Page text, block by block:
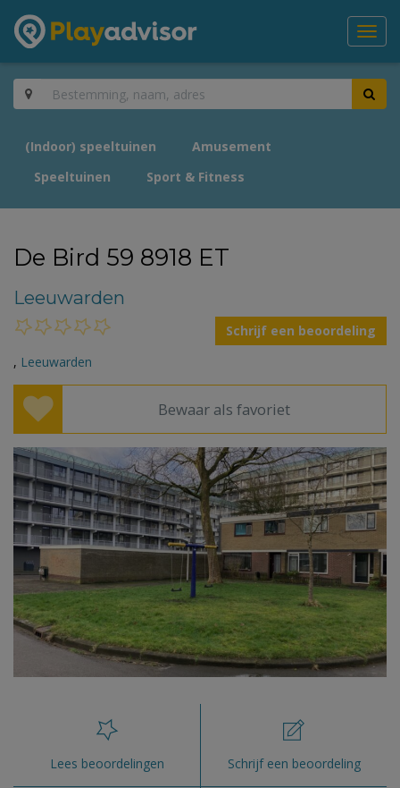
(Indoor) speeltuinen
Amusement
Speeltuinen
Sport & Fitness
De Bird 59 8918 ET
Leeuwarden
Schrijf een beoordeling
, Leeuwarden
Bewaar als favoriet
Lees beoordelingen Schrijf een beoordeling